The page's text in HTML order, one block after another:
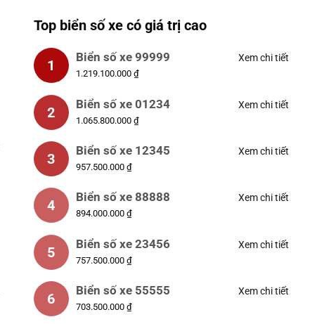
Top biển số xe có giá trị cao
1 Biển số xe 99999
1.219.100.000 ₫
Xem chi tiết
2 Biển số xe 01234
1.065.800.000 ₫
Xem chi tiết
3 Biển số xe 12345
957.500.000 ₫
Xem chi tiết
4 Biển số xe 88888
894.000.000 ₫
Xem chi tiết
5 Biển số xe 23456
757.500.000 ₫
Xem chi tiết
6 Biển số xe 55555
703.500.000 ₫
Xem chi tiết